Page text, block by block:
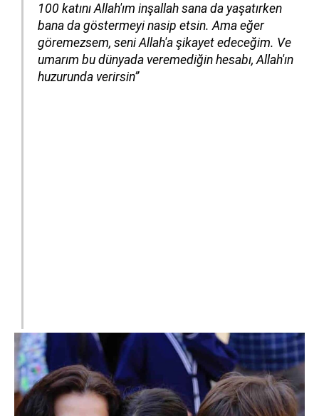
100 katını Allah'ım inşallah sana da yaşatırken
bana da göstermeyi nasip etsin. Ama eğer
göremezsem, seni Allah'a şikayet edeceğim. Ve
umarım bu dünyada veremediğin hesabı, Allah'ın
huzurunda verirsin”